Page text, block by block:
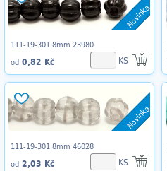
Novinka
111-19-301 8mm 23980
od 0,82 Kč KS
Novinka
111-19-301 8mm 46028
od 2,03 Kč KS